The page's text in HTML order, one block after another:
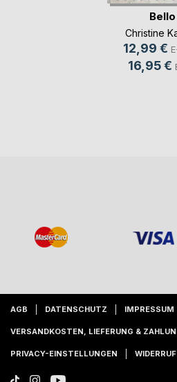
Bello
Christine
12,99 €
16,95 €
AGB DATENSCHUTZ IMPRESSUM
VERSANDKOSTEN, LIEFERUNG &
PRIVACY-EINSTELLUNGEN WIDERRUF